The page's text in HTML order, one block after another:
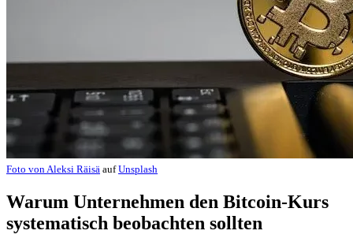
Foto von Aleksi Räisä aufUnsplash
Warum Unternehmen den Bitcoin-Kurs
systematisch beobachten sollten